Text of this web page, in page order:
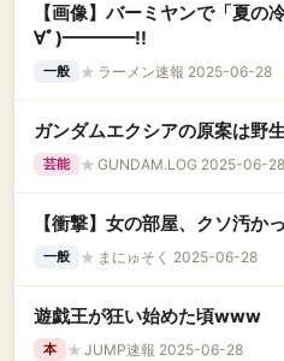
【画像】バーミヤンで「夏
∀ﾟ)━━━━!!
一般 ★ ラーメン速報 2025-06-28
ガンダムエクシアの原案は野
芸能 ★ GUNDAM.LOG 2025-06-28
【衝撃】女の部屋、クソ汚か
一般 ★ まにゅそく 2025-06-28
遊戯王が狂い始めた頃www
本 ★ JUMP速報 2025-06-28